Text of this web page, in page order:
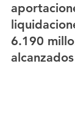
6.190
alcanzados